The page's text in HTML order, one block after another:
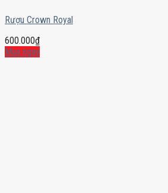
Rượu Crown Royal
600.000₫
Mua ngay